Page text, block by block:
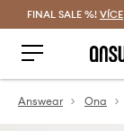
FINAL SALE %! VÍCE
Answear Ona